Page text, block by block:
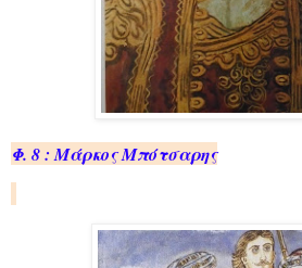
Φ. 8 : Μάρ­κος Μπό­τσα­ρης